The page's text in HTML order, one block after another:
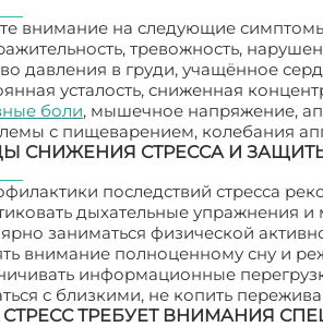
внимание на следующие
тревожность,
давления в груди, учащённое
усталость, сниженная
боли, мышечное напряжение,
с пищеварением, колебания
СНИЖЕНИЯ СТРЕССА И
последствий стресса
дыхательные упражнения
заниматься физической
внимание полноценному сну и
информационные
с близкими, не копить
СТРЕСС ТРЕБУЕТ ВНИМАНИЯ